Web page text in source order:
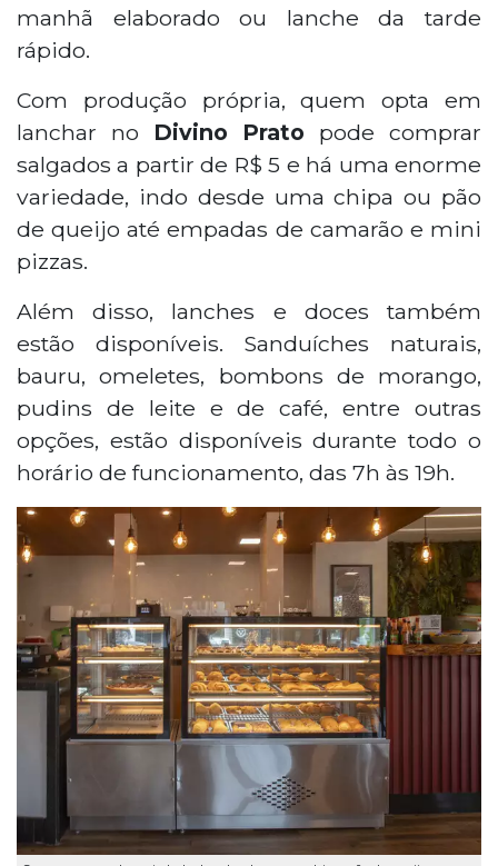
manhã elaborado ou lanche da tarde
rápido.
Com produção própria, quem opta em
lanchar no Divino Prato pode comprar
salgados a partir de R$ 5 e há uma enorme
variedade, indo desde uma chipa ou pão
de queijo até empadas de camarão e mini
pizzas.
Além disso, lanches e doces também
estão disponíveis. Sanduíches naturais,
bauru, omeletes, bombons de morango,
pudins de leite e de café, entre outras
opções, estão disponíveis durante todo o
horário de funcionamento, das 7h às 19h.